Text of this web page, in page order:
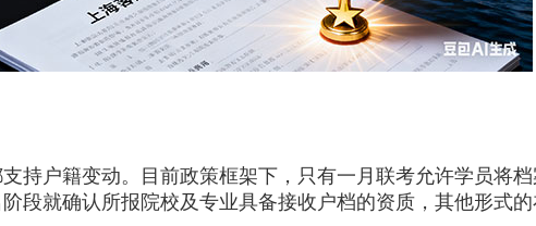
户籍变动。目前政策框架下，只有一月联考允许学员将
段就确认所报院校及专业具备接收户档的资质，其他形式的